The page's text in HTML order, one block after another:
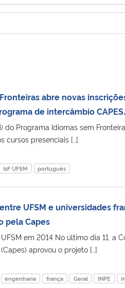
abre novas
de intercâmbio
do Programa Idiomas sem
cursos presenciais […]
IsF UFSM português
UFSM e universidades
pela Capes
em 2014 No último dia 11, a
aprovou o projeto […]
engenharia frança Geral INPE